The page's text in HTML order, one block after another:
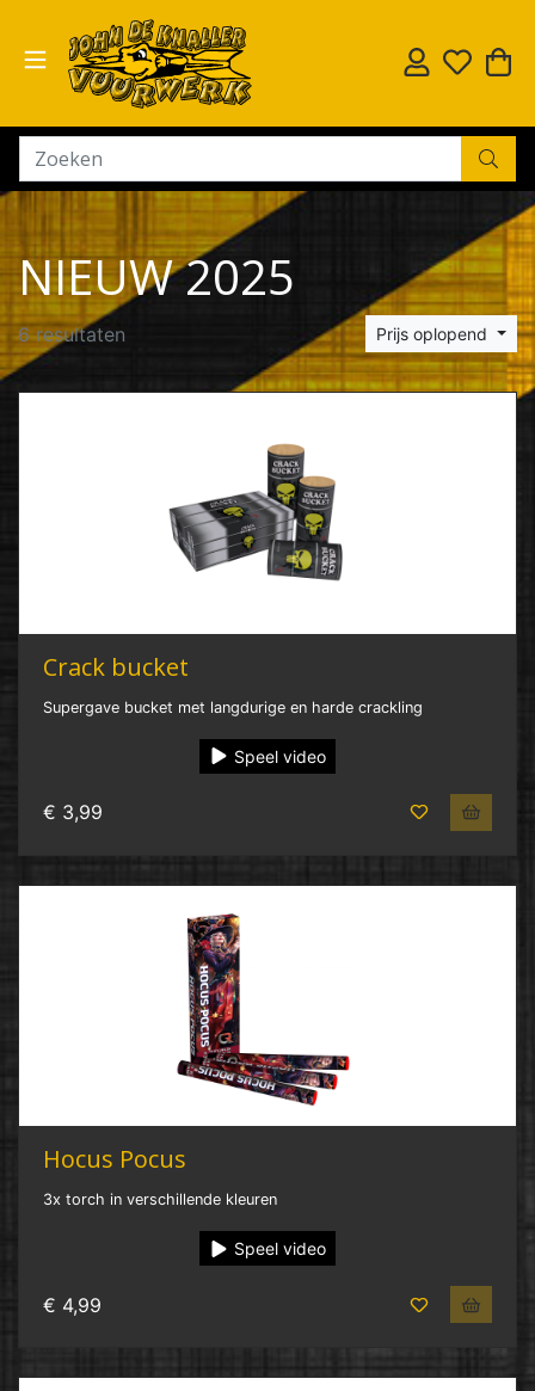
NIEUW 2025
6 resultaten Prijs oplopend
Crack bucket
Supergave bucket met langdurige en harde crackling
Speel video
€ 3,99
Hocus Pocus
3x torch in verschillende kleuren
Speel video
€ 4,99